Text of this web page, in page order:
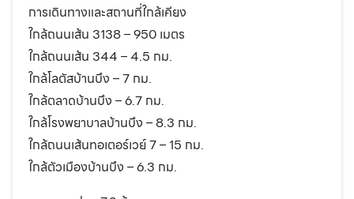
การเดินทางและสถานที่ใกล้เคียง
ใกล้ถนนเส้น 3138 – 950 เมตร
ใกล้ถนนเส้น 344 – 4.5 กม.
ใกล้โลตัสบ้านบึง – 7 กม.
ใกล้ตลาดบ้านบึง – 6.7 กม.
ใกล้โรงพยาบาลบ้านบึง – 8.3 กม.
ใกล้ถนนเส้นทอเตอร์เวย์ 7 – 15 กม.
ใกล้ตัวเมืองบ้านบึง – 6.3 กม.